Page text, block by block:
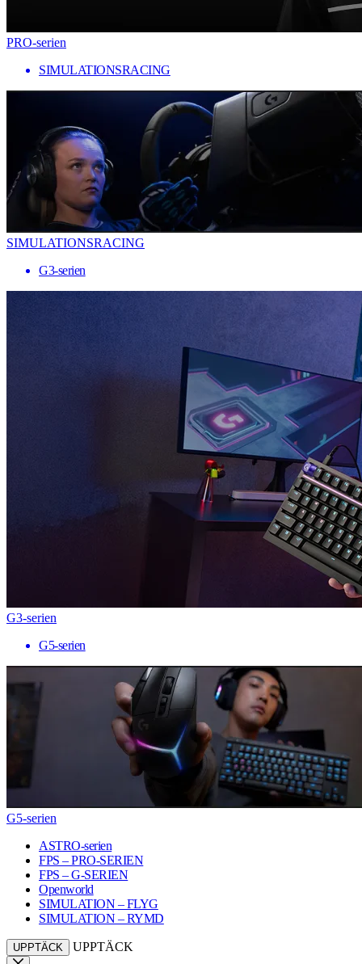
PRO-serien
SIMULATIONSRACING
SIMULATIONSRACING
G3-serien
G3-serien
G5-serien
G5-serien
ASTRO-serien
FPS – PRO-SERIEN
FPS – G-SERIEN
Openworld
SIMULATION – FLYG
SIMULATION – RYMD
UPPTÄCK UPPTÄCK